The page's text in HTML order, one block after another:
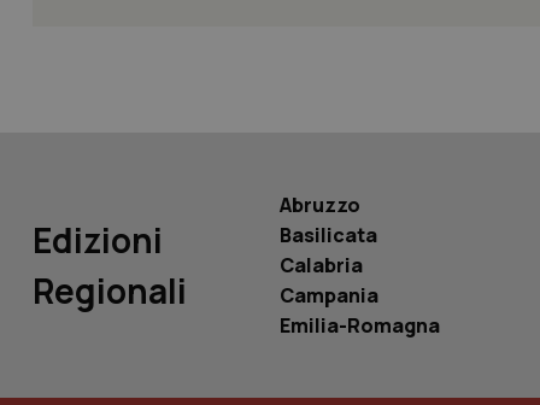
Edizioni
Regionali
Abruzzo
Basilicata
Calabria
Campania
Emilia-Romagna